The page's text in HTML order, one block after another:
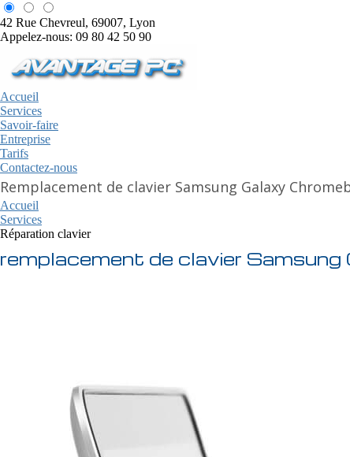
42 Rue Chevreul, 69007, Lyon
Appelez-nous: 09 80 42 50 90
Accueil
Services
Savoir-faire
Entreprise
Tarifs
Contactez-nous
Remplacement de clavier Samsung Galaxy
Accueil
Services
Réparation clavier
remplacement de clavier Samsung